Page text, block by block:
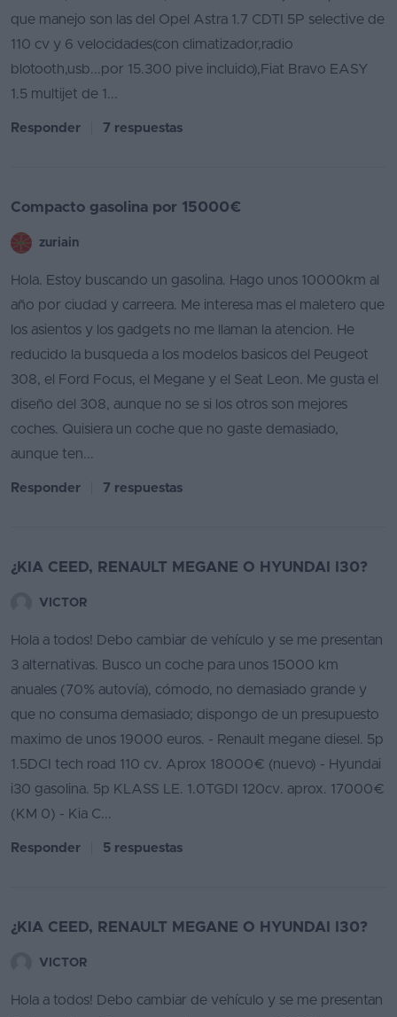
que manejo son las del Opel Astra 1.7 CDTI 5P selective de
110 cv y 6 velocidades(con climatizador,radio
blotooth,usb...por 15.300 pive incluido),Fiat Bravo EASY
1.5 multijet de 1...
Responder 7 respuestas
Compacto gasolina por 15000€
zuriain
Hola. Estoy buscando un gasolina. Hago unos 10000km al
año por ciudad y carreera. Me interesa mas el maletero que
los asientos y los gadgets no me llaman la atencion. He
reducido la busqueda a los modelos basicos del Peugeot
308, el Ford Focus, el Megane y el Seat Leon. Me gusta el
diseño del 308, aunque no se si los otros son mejores
coches. Quisiera un coche que no gaste demasiado,
aunque ten...
Responder 7 respuestas
¿KIA CEED, RENAULT MEGANE O HYUNDAI I30?
VICTOR
Hola a todos! Debo cambiar de vehículo y se me presentan
3 alternativas. Busco un coche para unos 15000 km
anuales (70% autovía), cómodo, no demasiado grande y
que no consuma demasiado; dispongo de un presupuesto
maximo de unos 19000 euros. - Renault megane diesel. 5p
1.5DCI tech road 110 cv. Aprox 18000€ (nuevo) - Hyundai
i30 gasolina. 5p KLASS LE. 1.0TGDI 120cv. aprox. 17000€
(KM 0) - Kia C...
Responder 5 respuestas
¿KIA CEED, RENAULT MEGANE O HYUNDAI I30?
VICTOR
Hola a todos! Debo cambiar de vehículo y se me presentan